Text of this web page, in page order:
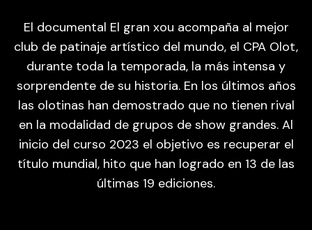
El documental El gran xou acompaña al mejor
club de patinaje artístico del mundo, el CPA Olot,
durante toda la temporada, la más intensa y
sorprendente de su historia. En los últimos años
las olotinas han demostrado que no tienen rival
en la modalidad de grupos de show grandes. Al
inicio del curso 2023 el objetivo es recuperar el
título mundial, hito que han logrado en 13 de las
últimas 19 ediciones.